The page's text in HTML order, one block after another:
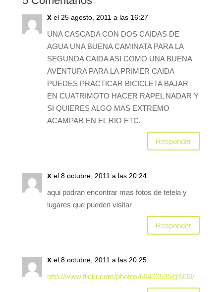
x el 25 agosto, 2011 a las 16:27
UNA CASCADA CON DOS CAIDAS DE
AGUA UNA BUENA CAMINATA PARA LA
SEGUNDA CAIDA ASI COMO UNA BUENA
AVENTURA PARA LA PRIMER CAIDA
PUEDES PRACTICAR BICICLETA BAJAR
EN CUATRIMOTO HACER RAPEL NADAR Y
SI QUIERES ALGO MAS EXTREMO
ACAMPAR EN EL RIO ETC.
Responder
x el 8 octubre, 2011 a las 20:24
aqui podran encontrar mas fotos de tetela y
lugares que pueden visitar
Responder
x el 8 octubre, 2011 a las 20:25
http://www.flickr.com/photos/68433535@N06/